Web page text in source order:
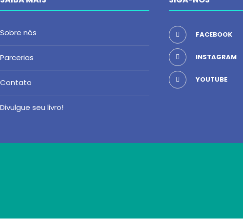
Sobre nós
Parcerias
Contato
Divulgue seu livro!
FACEBOOK
INSTAGRAM
YOUTUBE